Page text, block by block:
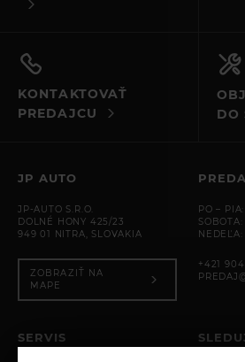
KONTAKTOVAŤ
PREDAJCU
DO
JP AUTO
JP-AUTO S.R.O.
DOLNÉ HONY 425/23
949 01 NITRA, SLOVAKIA
ZOBRAZIŤ NA
MAPE
PO –
+421
SERVIS